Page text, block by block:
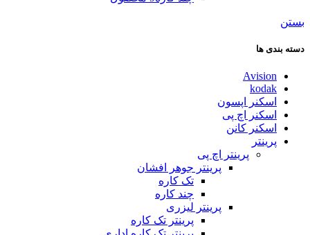
بستن
دسته بندی ها
Avision
kodak
اسکنر اپسون
اسکنر اچ پی
اسکنر کانن
پرینتر
پرینتر اچ پی
پرینتر جوهر افشان
تک کاره
چند کاره
پرینتر لیزری
پرینتر تک کاره